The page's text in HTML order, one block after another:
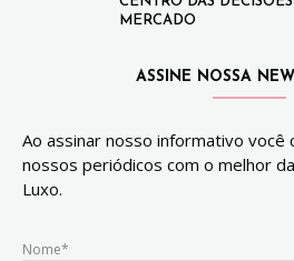
MERCADO
ASSINE NOSSA
Ao assinar nosso informativo você
nossos periódicos com o melhor
Luxo.
Nome*